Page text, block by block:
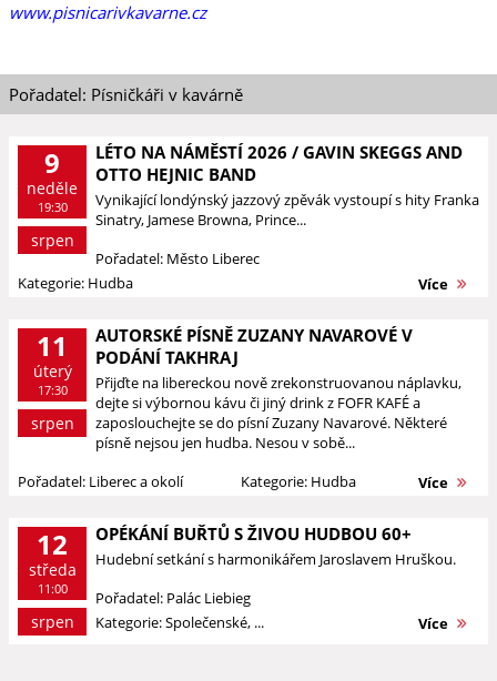
www.pisnicarivkavarne.cz
Pořadatel: Písničkáři v kavárně
9
neděle
19:30
srpen
LÉTO NA NÁMĚSTÍ 2026 / GAVIN SKEGGS AND
OTTO HEJNIC BAND
Vynikající londýnský jazzový zpěvák vystoupí s hity Franka
Sinatry, Jamese Browna, Prince...
Pořadatel: Město Liberec
Kategorie: Hudba
Více
11
úterý
17:30
srpen
AUTORSKÉ PÍSNĚ ZUZANY NAVAROVÉ V
PODÁNÍ TAKHRAJ
Přijďte na libereckou nově zrekonstruovanou náplavku,
dejte si výbornou kávu či jiný drink z FOFR KAFÉ a
zaposlouchejte se do písní Zuzany Navarové. Některé
písně nejsou jen hudba. Nesou v sobě...
Pořadatel: Liberec a okolí
Kategorie: Hudba Více
12
středa
11:00
srpen
OPÉKÁNÍ BUŘTŮ S ŽIVOU HUDBOU 60+
Hudební setkání s harmonikářem Jaroslavem Hruškou.
Pořadatel: Palác Liebieg
Kategorie: Společenské, ...
Více